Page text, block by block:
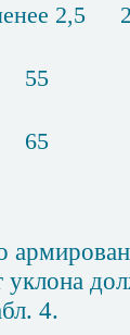
2,5
55
65
уклона
4.